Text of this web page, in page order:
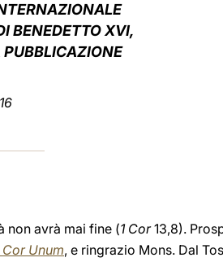
BENEDETTO XVI,
non avrà mai fine (1 Cor13,8).
Cor Unum, e ringrazio Mons. Dal